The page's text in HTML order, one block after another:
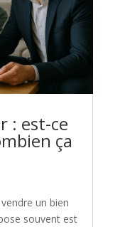
: est-ce
ça
un bien
souvent est